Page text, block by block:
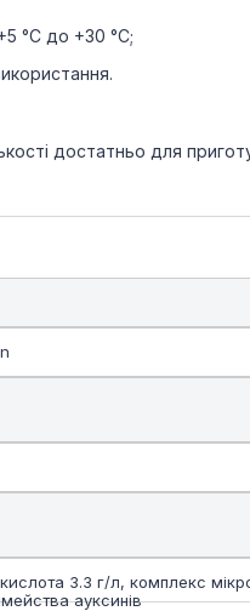
°C до +30 °C;
достатньо для
3.3 г/л, комплекс
ауксинів